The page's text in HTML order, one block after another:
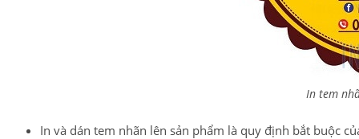
In tem
In và dán tem nhãn lên sản phẩm là quy định bắt buộc